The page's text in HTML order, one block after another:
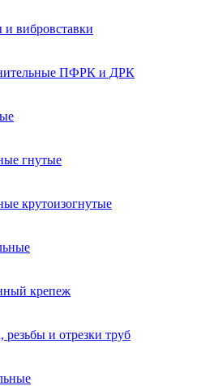
вибровставки
ПФРК и ДРК
гнутые
крутоизогнутые
крепеж
резьбы и отрезки труб